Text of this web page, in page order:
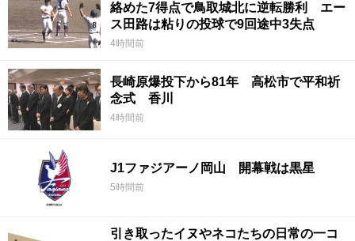
絡めた7得点で鳥取城北に逆転勝利 エー
ス田路は粘りの投球で9回途中3失点
4時間前
長崎原爆投下から81年 高松市で平和祈
念式 香川
4時間前
J1ファジアーノ岡山 開幕戦は黒星
5時間前
引き取ったイヌやネコたちの日常の一コ